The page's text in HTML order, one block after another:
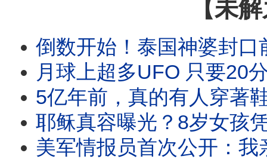
【未
倒数开始！泰国神婆封口前的最后警告！2026年外星人
月球上超多UFO 只要20分钟就能
5亿年前，真的有人穿著鞋走在地球上吗？和恐龙并肩同行
耶稣真容曝光？8岁女孩凭记忆画出祂，16
美军情报员首次公开：我亲手驾驶过UFO！4座地球